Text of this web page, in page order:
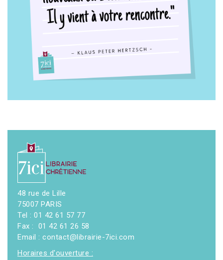
48 rue de Lille
75007 PARIS
Tel : 01 42 61 57 77
Fax : 01 42 61 26 58
Email : contact@librairie-7ici.com
Horaires d'ouverture :